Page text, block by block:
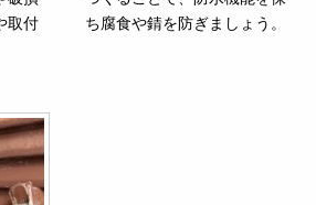
取付
ち腐食や錆を防ぎましょう。